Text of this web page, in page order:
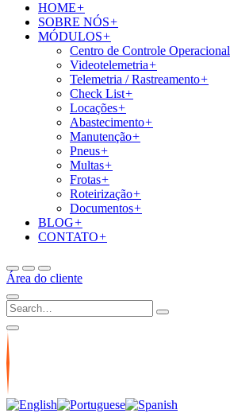
HOME+
SOBRE NÓS+
MÓDULOS+
Centro de Controle Operacional
Videotelemetria+
Telemetria / Rastreamento+
Check List+
Locações+
Abastecimento+
Manutenção+
Pneus+
Multas+
Frotas+
Roteirização+
Documentos+
BLOG+
CONTATO+
Área do cliente